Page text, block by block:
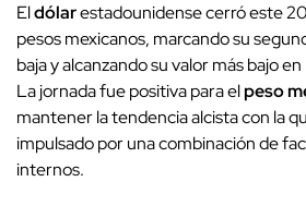
Eldólarestadounidense cerró este
pesos mexicanos, marcando su
baja y alcanzando su valor más bajo
La jornada fue positiva para elpeso
mantener la tendencia alcista con la
impulsado por una combinación de
internos.